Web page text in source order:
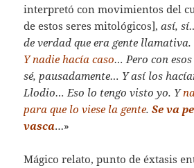
interpretó con movimientos del
de estos seres mitológicos],así,
de verdad que era gente llamativa.
Y nadie hacía caso… Pero con
sé, pausadamente… Y así los
Llodio… Eso lo tengo visto yo. Y
para que lo viese la gente.Se va
vasca…»
Mágico relato, punto de éxtasis